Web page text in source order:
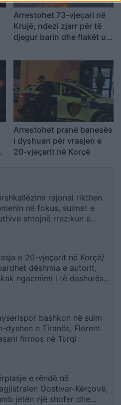
Arrestohet 73-vjeçari në
Krujë, ndezi zjarr për të
djegur barin dhe flakët u
Arrestohet pranë banesës
i dyshuari për vrasjen e
20-vjeçarit në Korçë
rajonal rikthen
në fokus, sulmet e
shtojnë rrezikun e
e 20-vjeçarit në Korçë/
dëshmia e autorit,
ngacmimi i të dashurës
bashkon në sulm
dyshen e Tiranës, Florent
firmos në Turqi
e rëndë në
Gostivar-Kërçovë,
jetën një shofer dhe